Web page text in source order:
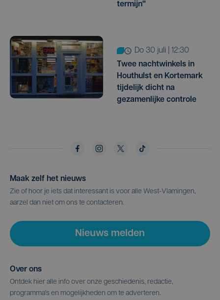
termijn"
do 30 juli | 12:30
Twee nachtwinkels in
Houthulst en Kortemark
tijdelijk dicht na
gezamenlijke controle
Maak zelf het nieuws
Zie of hoor je iets dat interessant is voor alle West-Vlamingen,
aarzel dan niet om ons te contacteren.
Nieuws melden
Over ons
Ontdek hier alle info over onze geschiedenis, redactie,
programma's en mogelijkheden om te adverteren.